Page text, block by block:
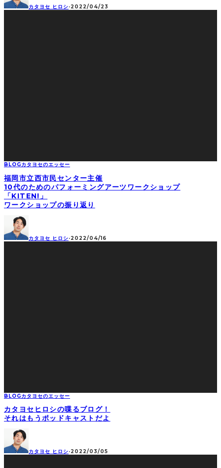
カタヨセ ヒロシ·2022/04/23
BLOGカタヨセのエッセー
福岡市立西市民センター主催
10代のためのパフォーミングアーツワークショップ
「KITEN!」
ワークショップの振り返り
カタヨセ ヒロシ·2022/04/16
BLOGカタヨセのエッセー
カタヨセヒロシの喋るブログ！
それはもうポッドキャストだよ
カタヨセ ヒロシ·2022/03/05